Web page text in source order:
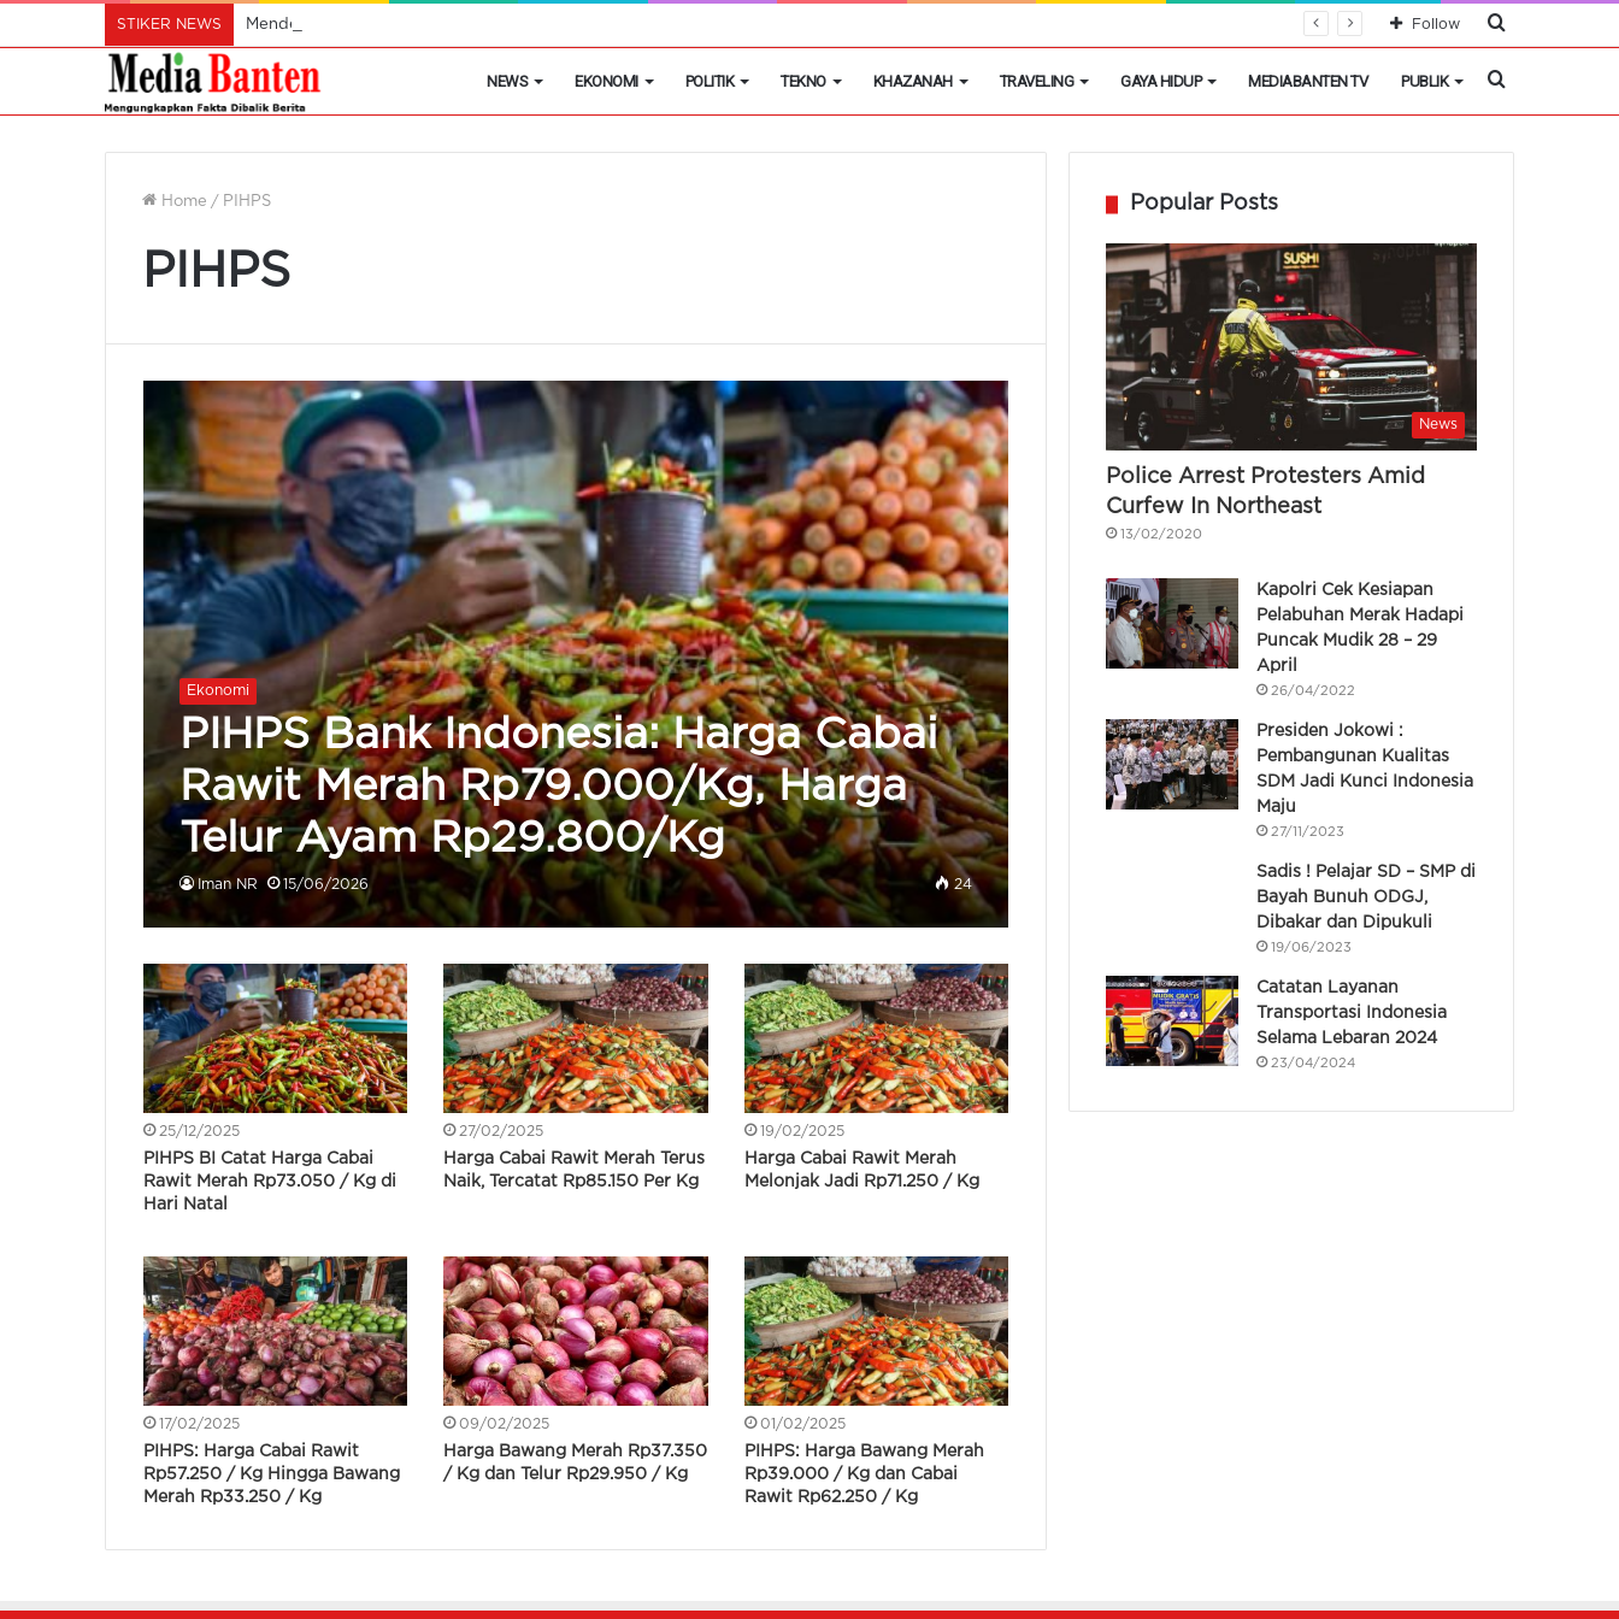
STIKER NEWS Mendes Pastikan Koperasi Desa Merah Putih Tidak Akan Menutup Warung Kelontongan di Desa Cari
Follow
NEWS EKONOMI POLITIK TEKNO KHAZANAH TRAVELING GAYA HIDUP MEDIABANTEN TV PUBLIK Cari
Home / PIHPS
PIHPS
Ekonomi
PIHPS Bank Indonesia: Harga Cabai
Rawit Merah Rp79.000/Kg, Harga
Telur Ayam Rp29.800/Kg
Iman NR 15/06/2026 24
25/12/2025
PIHPS BI Catat Harga Cabai
Rawit Merah Rp73.050 / Kg di
Hari Natal
27/02/2025
Harga Cabai Rawit Merah Terus
Naik, Tercatat Rp85.150 Per Kg
19/02/2025
Harga Cabai Rawit Merah
Melonjak Jadi Rp71.250 / Kg
17/02/2025
PIHPS: Harga Cabai Rawit
Rp57.250 / Kg Hingga Bawang
Merah Rp33.250 / Kg
09/02/2025
Harga Bawang Merah Rp37.350
/ Kg dan Telur Rp29.950 / Kg
01/02/2025
PIHPS: Harga Bawang Merah
Rp39.000 / Kg dan Cabai
Rawit Rp62.250 / Kg
Popular Posts
News
Police Arrest Protesters Amid
Curfew In Northeast
13/02/2020
Kapolri Cek Kesiapan
Pelabuhan Merak Hadapi
Puncak Mudik 28 – 29
April
26/04/2022
Presiden Jokowi :
Pembangunan Kualitas
SDM Jadi Kunci Indonesia
Maju
27/11/2023
Sadis ! Pelajar SD – SMP di
Bayah Bunuh ODGJ,
Dibakar dan Dipukuli
19/06/2023
Catatan Layanan
Transportasi Indonesia
Selama Lebaran 2024
23/04/2024